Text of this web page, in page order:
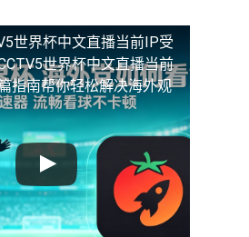
世界杯中文直播当前IP受
世界杯中文直播当前
指南帮你轻松解决海外观